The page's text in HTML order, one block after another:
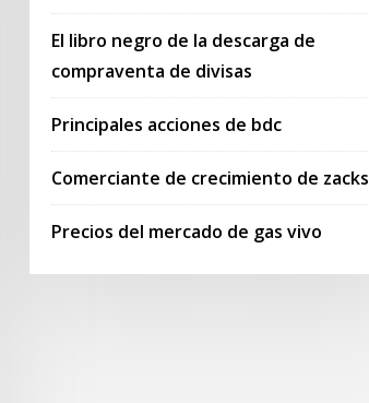
El libro negro de la descarga de
compraventa de divisas
Principales acciones de bdc
Comerciante de crecimiento de zacks
Precios del mercado de gas vivo